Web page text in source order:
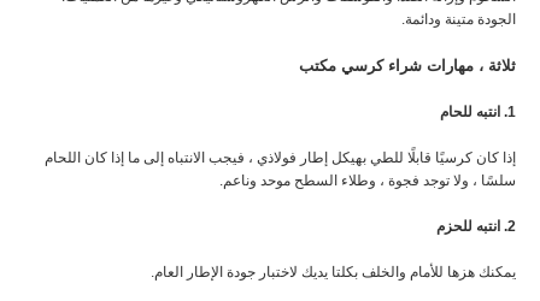
الجودة متينة ودائمة.
ثلاثة ، مهارات شراء كرسي مكتب
1. انتبه للحام
إذا كان كرسيًا قابلًا للطي بهيكل إطار فولاذي ، فيجب الانتباه إلى ما إذا كان اللحام
سلسًا ، ولا توجد فجوة ، وطلاء السطح موحد وناعم.
2. انتبه للحزم
يمكنك هزها للأمام والخلف بكلتا يديك لاختبار جودة الإطار العام.